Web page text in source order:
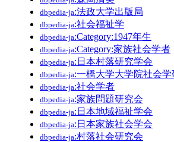
dbpedia-ja:法政大学出版局
dbpedia-ja:社会福祉学
dbpedia-ja:Category:1947年生
dbpedia-ja:Category:家族社会学者
dbpedia-ja:日本村落研究学会
dbpedia-ja:一橋大学大学院社会学
dbpedia-ja:社会学者
dbpedia-ja:家族問題研究会
dbpedia-ja:日本地域福祉学会
dbpedia-ja:日本家族社会学会
dbpedia-ja:村落社会研究会